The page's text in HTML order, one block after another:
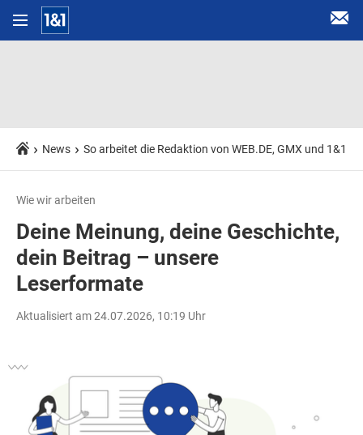
News So arbeitet die Redaktion von WEB.DE, GMX und 1&1
Wie wir arbeiten
Deine Meinung, deine Geschichte,
dein Beitrag – unsere
Leserformate
Aktualisiert am 24.07.2026, 10:19 Uhr